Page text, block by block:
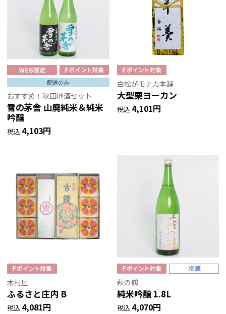
配送のみ
おすすめ！秋田地酒セット
雪の茅舎 山廃純米＆純米
吟醸
税込 4,103円
白松がモナカ本舗
大型栗ヨーカン
税込 4,101円
木村屋
ふるさと庄内 B
税込 4,081円
萩の鶴
純米吟醸 1.8L
税込 4,070円